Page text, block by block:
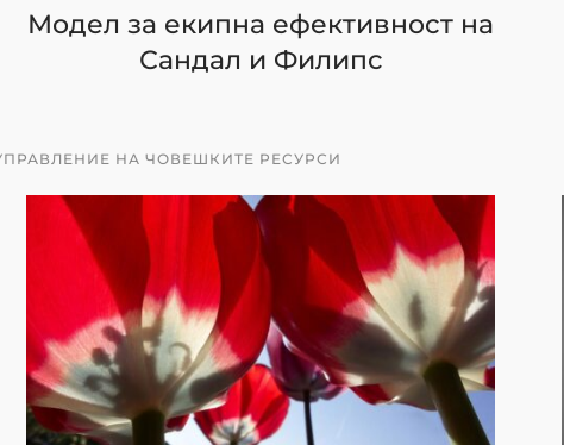
Модел за екипна ефективност на
Сандал и Филипс
НА ЧОВЕШКИТЕ РЕСУРСИ